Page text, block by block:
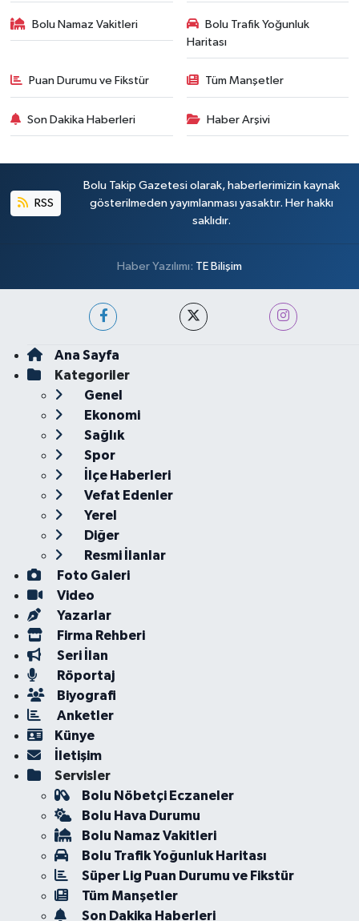
Bolu Namaz Vakitleri
Bolu Trafik Yoğunluk
Haritası
Puan Durumu ve Fikstür Tüm Manşetler
Son Dakika Haberleri Haber Arşivi
RSS
Bolu Takip Gazetesi olarak, haberlerimizin kaynak
gösterilmeden yayımlanması yasaktır. Her hakkı
saklıdır.
Haber Yazılımı: TE Bilişim
Ana Sayfa
Kategoriler
Genel
Ekonomi
Sağlık
Spor
İlçe Haberleri
Vefat Edenler
Yerel
Diğer
Resmi İlanlar
Foto Galeri
Video
Yazarlar
Firma Rehberi
Seri İlan
Röportaj
Biyografi
Anketler
Künye
İletişim
Servisler
Bolu Nöbetçi Eczaneler
Bolu Hava Durumu
Bolu Namaz Vakitleri
Bolu Trafik Yoğunluk Haritası
Süper Lig Puan Durumu ve Fikstür
Tüm Manşetler
Son Dakika Haberleri